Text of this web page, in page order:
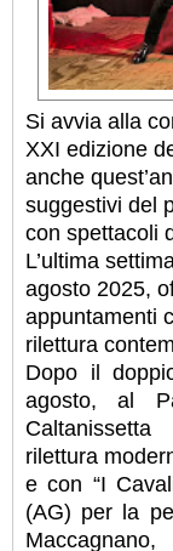
Si avvia alla
XXI edizione
anche
suggestivi del
con spettacoli
L’ultima
agosto 2025,
appuntamenti
rilettura
Dopo il
agosto, al
rilettura
e con “I
(AG) per la